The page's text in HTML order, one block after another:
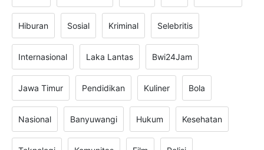
Hiburan Sosial Kriminal Selebritis
Internasional Laka Lantas Bwi24Jam
Jawa Timur Pendidikan Kuliner Bola
Nasional Banyuwangi Hukum Kesehatan